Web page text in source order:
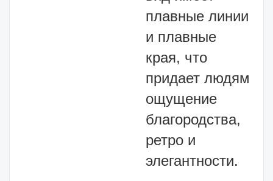
плавные линии
и плавные
края, что
придает людям
ощущение
благородства,
ретро и
элегантности.